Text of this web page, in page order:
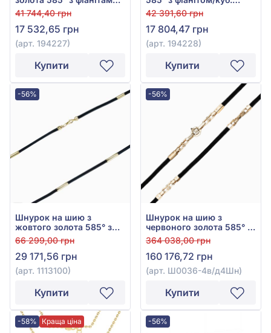
куб.цирконієм, арт.
194227
41 744,40 грн
17 532,65 грн
(арт. 194227)
Купити
цирконієм, арт. 194228
42 391,60 грн
17 804,47 грн
(арт. 194228)
Купити
-56%
Шнурок на шию з
жовтого золота 585° з
каучуком, арт. 1113100
66 299,00 грн
29 171,56 грн
(арт. 1113100)
Купити
-56%
Шнурок на шию з
червоного золота 585° з
чорним шовком та
чорним куб. окс.
цирконію, арт. Ш0036-
4в/д4Шн
364 038,00 грн
160 176,72 грн
(арт. Ш0036-4в/д4Шн)
Купити
-58% Краща ціна -56%